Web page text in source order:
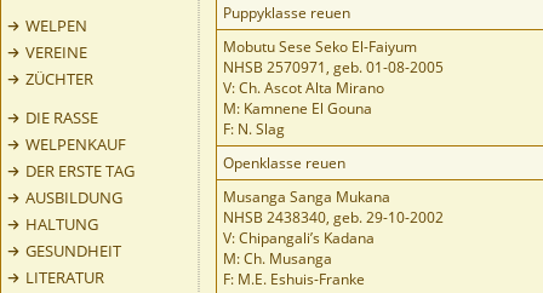
WELPEN
VEREINE
ZÜCHTER
DIE RASSE
WELPENKAUF
DER ERSTE TAG
AUSBILDUNG
HALTUNG
GESUNDHEIT
LITERATUR
Puppyklasse reuen
Mobutu Sese Seko El-Faiyum
NHSB 2570971, geb. 01-08-2005
V: Ch. Ascot Alta Mirano
M: Kamnene El Gouna
F: N. Slag
Openklasse reuen
Musanga Sanga Mukana
NHSB 2438340, geb. 29-10-2002
V: Chipangali’s Kadana
M: Ch. Musanga
F: M.E. Eshuis-Franke